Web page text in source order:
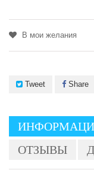
В мои желания
Tweet Share
ОТЗЫВЫ